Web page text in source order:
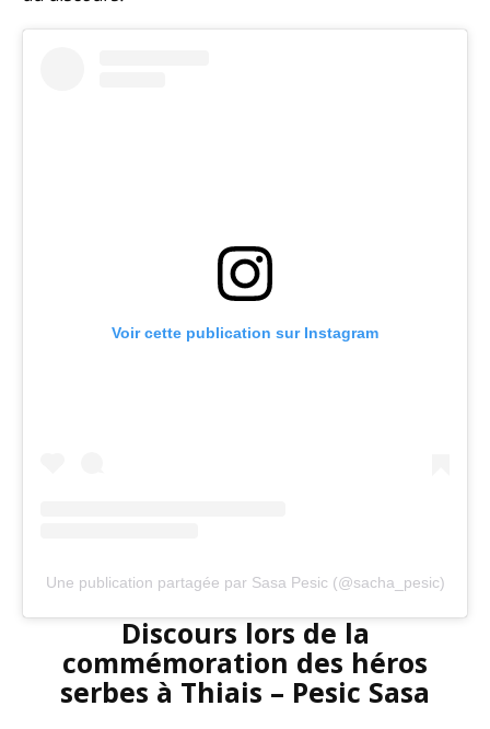
Voir cette publication sur Instagram
Une publication partagée par Sasa Pesic (@sacha_pesic)
Discours lors de la
commémoration des héros
serbes à Thiais – Pesic Sasa